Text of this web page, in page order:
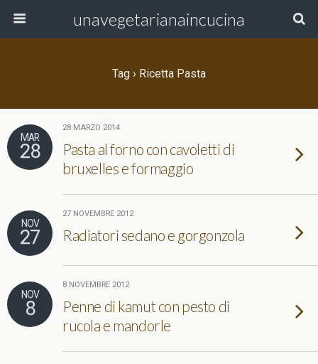
unavegetarianaincucina
Tag › Ricetta Pasta
MAR
28
28 MARZO 2014
Pasta al forno con cavoletti di
bruxelles e formaggio
NOV
27
27 NOVEMBRE 2012
Radiatori sedano e gorgonzola
NOV
8
8 NOVEMBRE 2012
Penne di kamut con pesto di
rucola e mandorle